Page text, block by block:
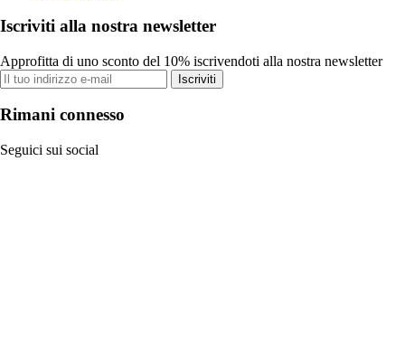
Iscriviti alla nostra newsletter
Approfitta di uno sconto del 10% iscrivendoti alla nostra newsletter
Iscriviti
Rimani connesso
Seguici sui social